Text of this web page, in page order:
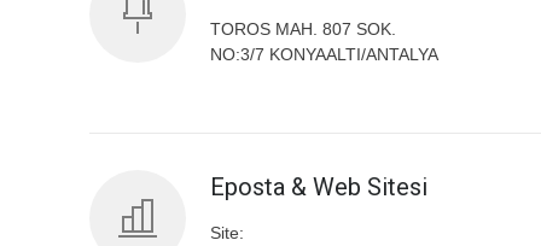
TOROS MAH. 807 SOK.
NO:3/7 KONYAALTI/ANTALYA
Eposta & Web Sitesi
Site: